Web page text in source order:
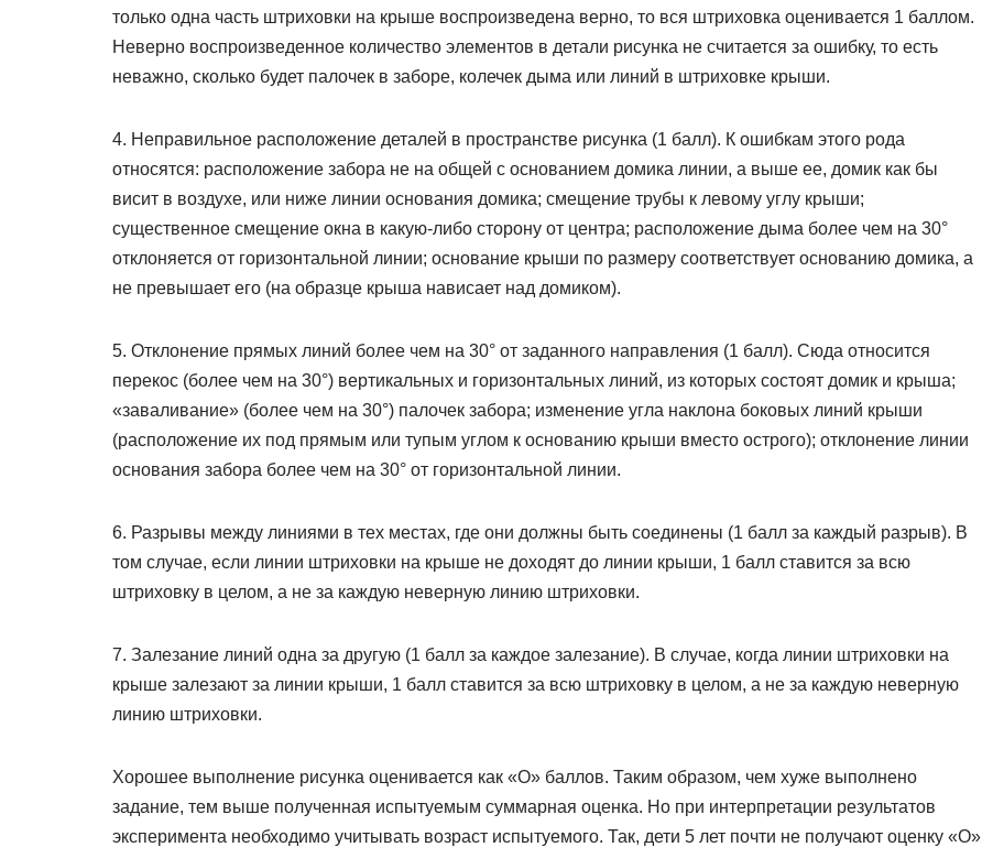
только одна часть штриховки на крыше воспроизведена верно, то вся штриховка оценивается 1 баллом.
Неверно воспроизведенное количество элементов в детали рисунка не считается за ошибку, то есть
неважно, сколько будет палочек в заборе, колечек дыма или линий в штриховке крыши.
4. Неправильное расположение деталей в пространстве рисунка (1 балл). К ошибкам этого рода
относятся: расположение забора не на общей с основанием домика линии, а выше ее, домик как бы
висит в воздухе, или ниже линии основания домика; смещение трубы к левому углу крыши;
существенное смещение окна в какую-либо сторону от центра; расположение дыма более чем на 30°
отклоняется от горизонтальной линии; основание крыши по размеру соответствует основанию домика, а
не превышает его (на образце крыша нависает над домиком).
5. Отклонение прямых линий более чем на 30° от заданного направления (1 балл). Сюда относится
перекос (более чем на 30°) вертикальных и горизонтальных линий, из которых состоят домик и крыша;
«заваливание» (более чем на 30°) палочек забора; изменение угла наклона боковых линий крыши
(расположение их под прямым или тупым углом к основанию крыши вместо острого); отклонение линии
основания забора более чем на 30° от горизонтальной линии.
6. Разрывы между линиями в тех местах, где они должны быть соединены (1 балл за каждый разрыв). В
том случае, если линии штриховки на крыше не доходят до линии крыши, 1 балл ставится за всю
штриховку в целом, а не за каждую неверную линию штриховки.
7. Залезание линий одна за другую (1 балл за каждое залезание). В случае, когда линии штриховки на
крыше залезают за линии крыши, 1 балл ставится за всю штриховку в целом, а не за каждую неверную
линию штриховки.
Хорошее выполнение рисунка оценивается как «О» баллов. Таким образом, чем хуже выполнено
задание, тем выше полученная испытуемым суммарная оценка. Но при интерпретации результатов
эксперимента необходимо учитывать возраст испытуемого. Так, дети 5 лет почти не получают оценку «О»